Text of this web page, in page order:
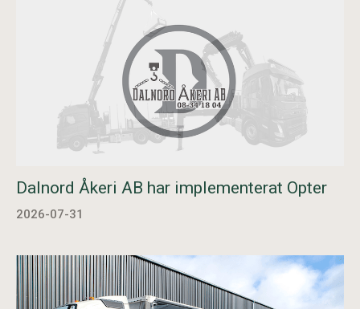
Dalnord Åkeri AB har implementerat Opter
2026-07-31